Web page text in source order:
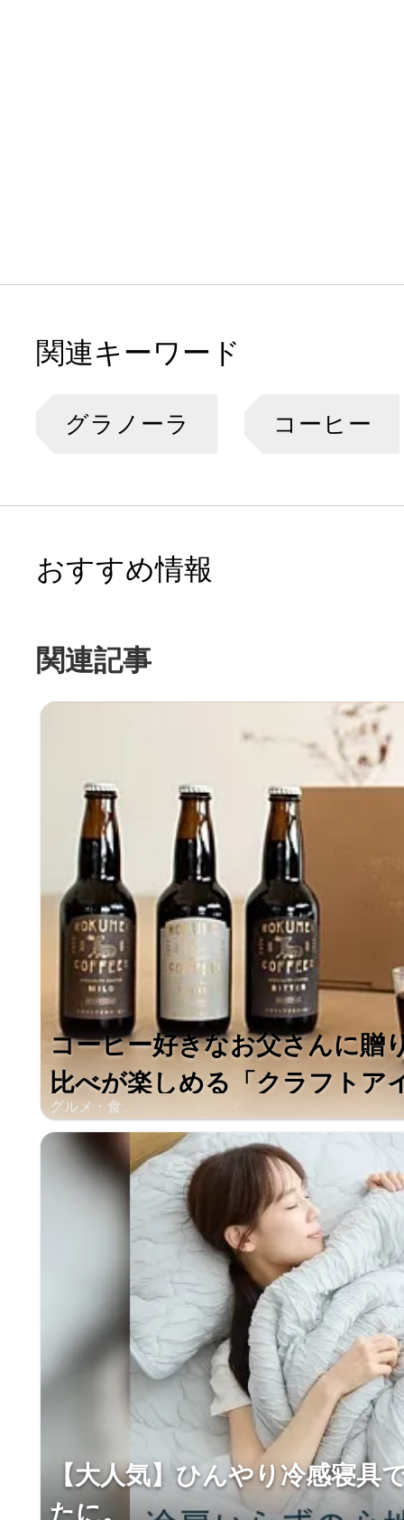
関連キーワード
グラノーラ コーヒー
おすすめ情報
関連記事
コーヒー好きなお父さんに贈
比べが楽しめる「クラフトア
グルメ・食
【大人気】ひんやり冷感寝具
たに。